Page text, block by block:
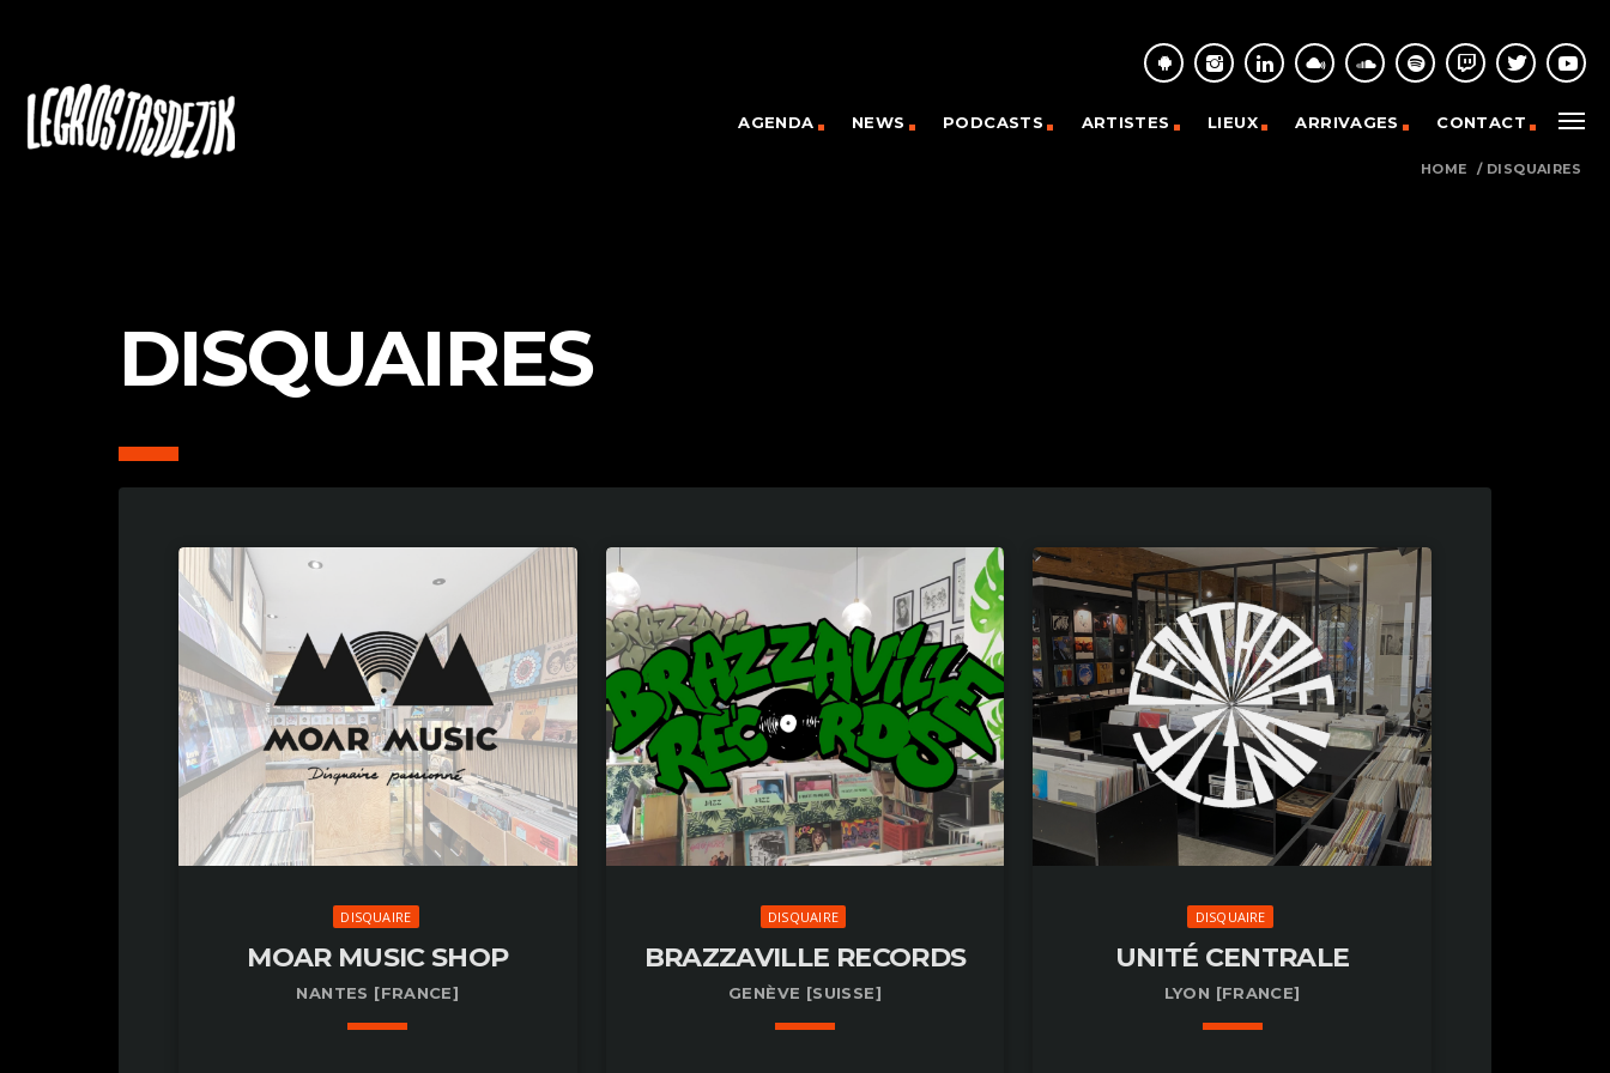
AGENDA NEWS PODCASTS ARTISTES LIEUX ARRIVAGES CONTACT
HOME / DISQUAIRES
DISQUAIRES
DISQUAIRE
MOAR MUSIC SHOP
NANTES [FRANCE]
DISQUAIRE
BRAZZAVILLE RECORDS
GENÈVE [SUISSE]
DISQUAIRE
UNITÉ CENTRALE
LYON [FRANCE]